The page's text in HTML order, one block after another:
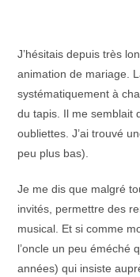
J’hésitais depuis très
animation de mariage.
systématiquement à
du tapis. Il me semblait
oubliettes. J’ai trouvé
peu plus bas).
Je me dis que malgré
invités, permettre des
musical. Et si comme
l’oncle un peu éméché
années) qui insiste